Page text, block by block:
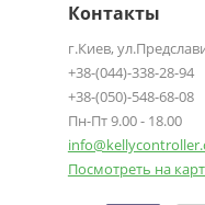
Контакты
г.Киев,
+38-(044)-338-28-94
+38-(050)-548-68-08
Пн-Пт 9.00 - 18.00
Посмотреть на